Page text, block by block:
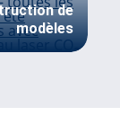
de
modèles